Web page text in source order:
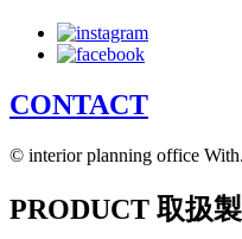
CONTACT
© interior planning office With.
PRODUCT 取扱